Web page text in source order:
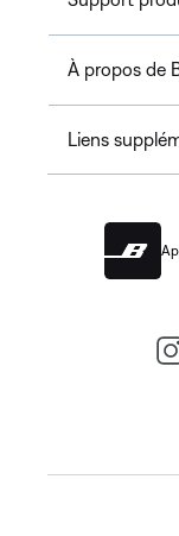
À propos de
Liens